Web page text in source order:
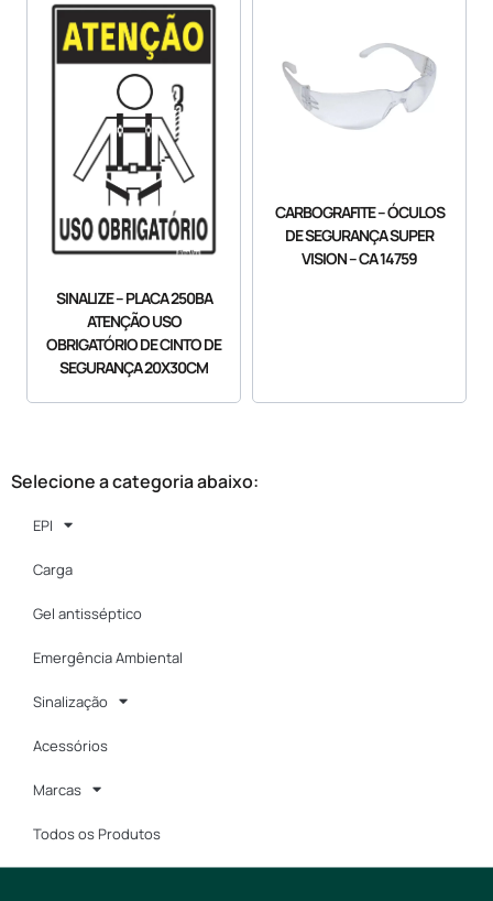
SINALIZE – PLACA 250BA
ATENÇÃO USO
OBRIGATÓRIO DE CINTO DE
SEGURANÇA 20X30CM
CARBOGRAFITE – ÓCULOS
DE SEGURANÇA SUPER
VISION – CA 14759
Selecione a categoria abaixo:
EPI
Carga
Gel antisséptico
Emergência Ambiental
Sinalização
Acessórios
Marcas
Todos os Produtos